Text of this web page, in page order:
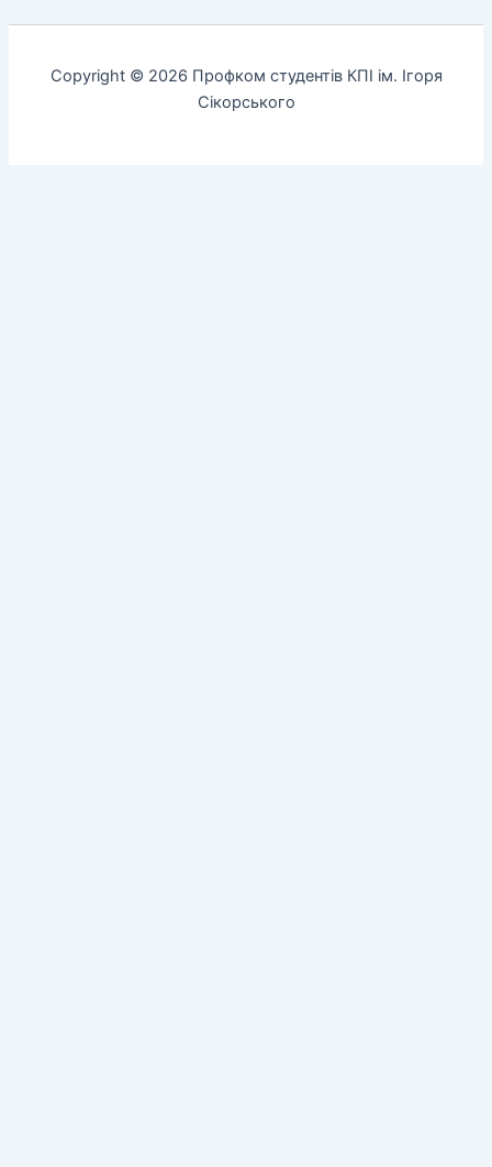
Copyright © 2026 Профком студентів КПІ ім. Ігоря
Сікорського